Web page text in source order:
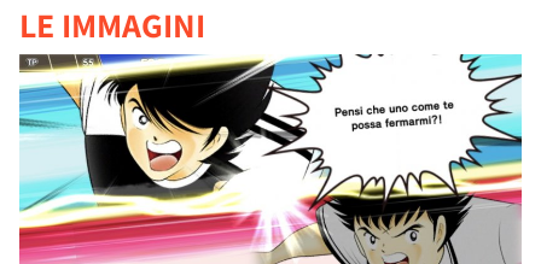
LE IMMAGINI